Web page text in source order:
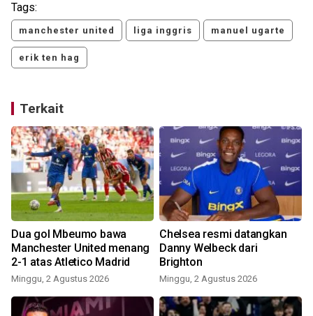
Tags:
manchester united liga inggris manuel ugarte
erik ten hag
Terkait
Dua gol Mbeumo bawa
Manchester United menang
2-1 atas Atletico Madrid
Minggu, 2 Agustus 2026
Chelsea resmi datangkan
Danny Welbeck dari
Brighton
Minggu, 2 Agustus 2026